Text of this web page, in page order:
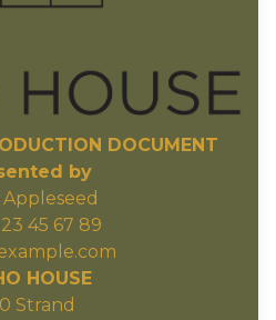
DOCUMENT
by
23 45 67 89
HOUSE
Strand